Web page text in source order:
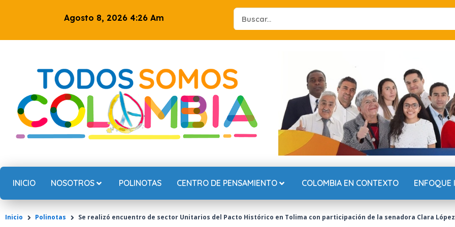
Agosto 8, 2026 4:26 Am
Search
...
INICIO NOSOTROS POLINOTAS CENTRO DE PENSAMIENTO COLOMBIA EN CONTEXTO ENFOQUE
Inicio Polinotas Se realizó encuentro de sector Unitarios del Pacto Histórico en Tolima con participación de la senadora Clara López